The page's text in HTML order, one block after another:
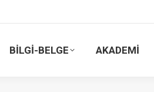
BİLGİ-BELGE AKADEMİ